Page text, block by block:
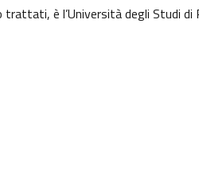
è l’Università degli Studi di